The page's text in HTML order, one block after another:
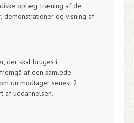
oplæg, træning af de
demonstrationer og visning af
der skal bruges i
af den samlede
du modtager senest 2
af uddannelsen.